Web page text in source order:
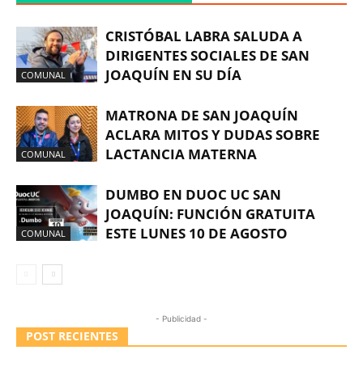
COMUNAL
CRISTÓBAL LABRA SALUDA A
DIRIGENTES SOCIALES DE SAN
JOAQUÍN EN SU DÍA
COMUNAL
MATRONA DE SAN JOAQUÍN
ACLARA MITOS Y DUDAS SOBRE
LACTANCIA MATERNA
COMUNAL
DUMBO EN DUOC UC SAN
JOAQUÍN: FUNCIÓN GRATUITA
ESTE LUNES 10 DE AGOSTO
- Publicidad -
POST RECIENTES